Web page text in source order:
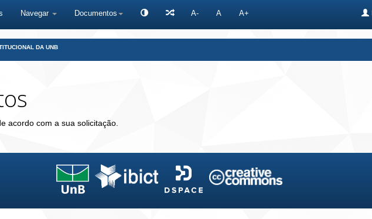
Navegar Documentos A- A A+
DA UNB
acordo com a sua solicitação.